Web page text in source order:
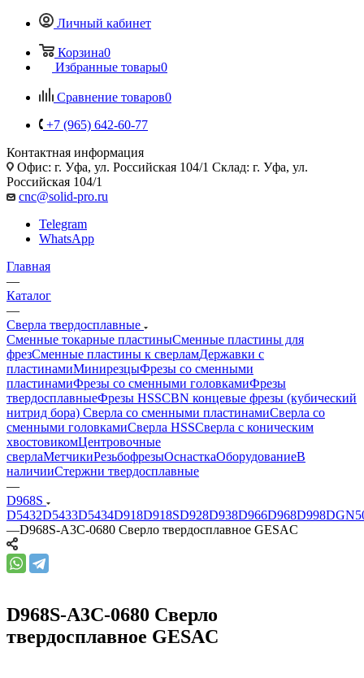
Личный кабинет
Корзина0
Избранные товары0
Сравнение товаров0
+7 (965) 642-60-77
Контактная информация
Офис: г. Уфа, ул. Российская 104/1 Склад: г. Уфа, ул.
Российская 104/1
cnc@solid-pro.ru
Telegram
WhatsApp
Главная
—
Каталог
—
Сверла твердосплавные
Сменные токарные пластиныСменные пластины для
фрезСменные пластины к сверламДержавки с
пластинамиМинирезцыФрезы со сменными
пластинамиФрезы со сменными головкамиФрезы
твердосплавныеФрезы HSSCBN концевые фрезы (кубический
нитрид бора) Сверла со сменными пластинамиСверла со
сменными головкамиСверла HSSСверла с коническим
хвостовикомЦентровочные
сверлаМетчикиРезьбофрезыОснасткаОборудованиеВ
наличииСтержни твердосплавные
—
D968S
D5432D5433D5434D918D918SD928D938D966D968D998
—D968S-A3C-0680 Сверло твердосплавное GESAC
D968S-A3C-0680 Сверло
твердосплавное GESAC